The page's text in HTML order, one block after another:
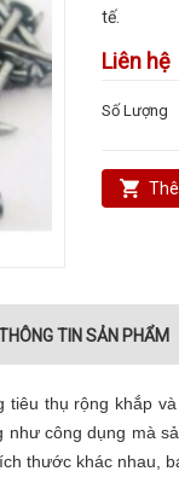
tế.
Liên hệ
Số Lượng
TIN SẢN PHẨM
thụ rộng khắp
công dụng mà
thước khác nhau,